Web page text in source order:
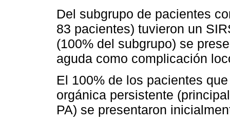
Del subgrupo de pacientes
83 pacientes) tuvieron un
(100% del subgrupo) se
aguda como complicación
El 100% de los pacientes
orgánica persistente
PA) se presentaron